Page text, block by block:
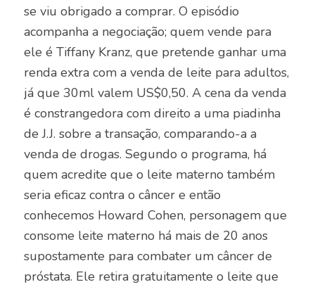
se viu obrigado a comprar. O episódio
acompanha a negociação; quem vende para
ele é Tiffany Kranz, que pretende ganhar uma
renda extra com a venda de leite para adultos,
já que 30ml valem US$0,50. A cena da venda
é constrangedora com direito a uma piadinha
de J.J. sobre a transação, comparando-a a
venda de drogas. Segundo o programa, há
quem acredite que o leite materno também
seria eficaz contra o câncer e então
conhecemos Howard Cohen, personagem que
consome leite materno há mais de 20 anos
supostamente para combater um câncer de
próstata. Ele retira gratuitamente o leite que